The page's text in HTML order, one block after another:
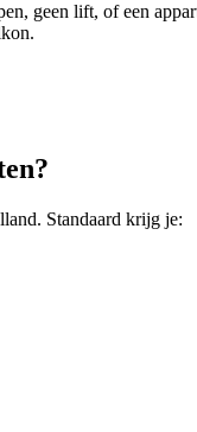
geen lift, of een
?
. Standaard krijg je: